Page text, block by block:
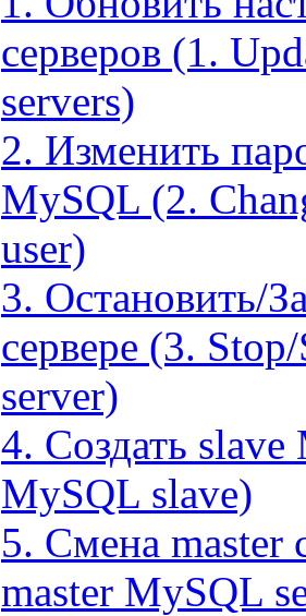
серверов (1.
servers)
2. Изменить
MySQL (2.
user)
3. Остановить/
сервере (3.
server)
4. Создать
MySQL slave)
5. Смена master
master MySQL